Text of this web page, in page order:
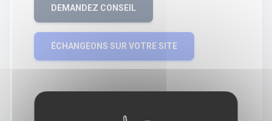
DEMANDEZ CONSEIL
ÉCHANGEONS SUR VOTRE SITE